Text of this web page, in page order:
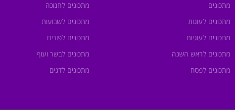
מתכונים
מתכונים לעוגות
מתכונים לעוגיות
מתכונים לראש השנה
מתכונים לפסח
מתכונים לחנוכה
מתכונים לשבועות
מתכונים לפורים
מתכונים לבשר ועוף
מתכונים לדגים